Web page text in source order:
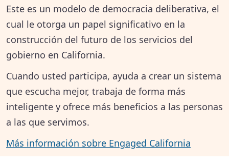
Este es un modelo de democracia deliberativa, el
cual le otorga un papel significativo en la
construcción del futuro de los servicios del
gobierno en California.
Cuando usted participa, ayuda a crear un sistema
que escucha mejor, trabaja de forma más
inteligente y ofrece más beneficios a las personas
a las que servimos.
Más información sobre Engaged California